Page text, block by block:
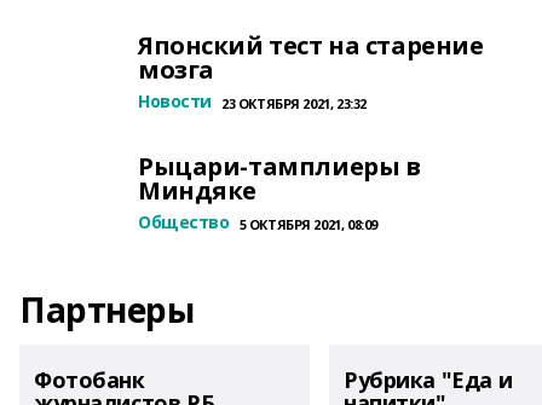
Японский тест на старение
мозга
Новости 23 ОКТЯБРЯ 2021, 23:32
Рыцари-тамплиеры в
Миндяке
Общество 5 ОКТЯБРЯ 2021, 08:09
Партнеры
Фотобанк Рубрика "Еда и